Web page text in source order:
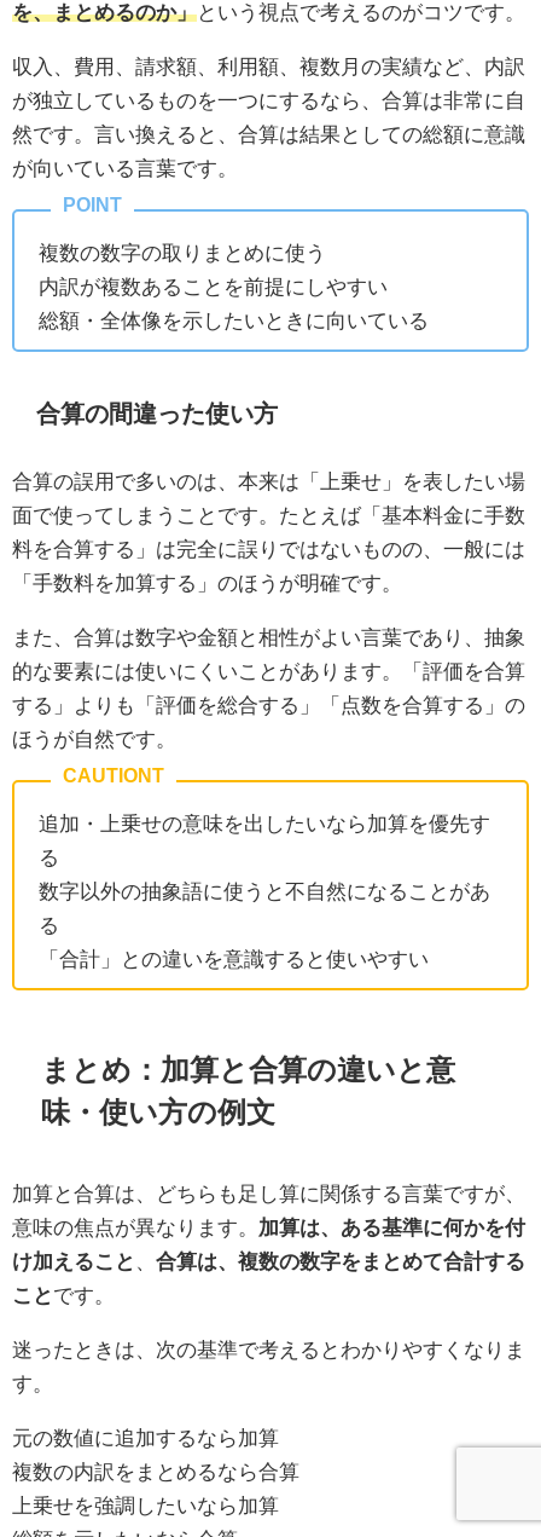
を、まとめるのか」という視点で考えるのがコツです。
収入、費用、請求額、利用額、複数月の実績など、内訳
が独立しているものを一つにするなら、合算は非常に自
然です。言い換えると、合算は結果としての総額に意識
が向いている言葉です。
複数の数字の取りまとめに使う
内訳が複数あることを前提にしやすい
総額・全体像を示したいときに向いている
合算の間違った使い方
合算の誤用で多いのは、本来は「上乗せ」を表したい場
面で使ってしまうことです。たとえば「基本料金に手数
料を合算する」は完全に誤りではないものの、一般には
「手数料を加算する」のほうが明確です。
また、合算は数字や金額と相性がよい言葉であり、抽象
的な要素には使いにくいことがあります。「評価を合算
する」よりも「評価を総合する」「点数を合算する」の
ほうが自然です。
追加・上乗せの意味を出したいなら加算を優先す
る
数字以外の抽象語に使うと不自然になることがあ
る
「合計」との違いを意識すると使いやすい
まとめ：加算と合算の違いと意
味・使い方の例文
加算と合算は、どちらも足し算に関係する言葉ですが、
意味の焦点が異なります。 加算は、ある基準に何かを付
け加えること
合算は、複数の数字をまとめて合計する
こと です。
迷ったときは、次の基準で考えるとわかりやすくなりま
す。
元の数値に追加するなら加算
複数の内訳をまとめるなら合算
上乗せを強調したいなら加算